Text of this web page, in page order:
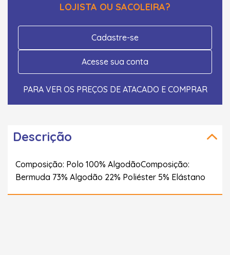
LOJISTA OU SACOLEIRA?
Cadastre-se
Acesse sua conta
PARA VER OS PREÇOS DE ATACADO E COMPRAR
Descrição
Composição: Polo 100% AlgodãoComposição:
Bermuda 73% Algodão 22% Poliéster 5% Elástano